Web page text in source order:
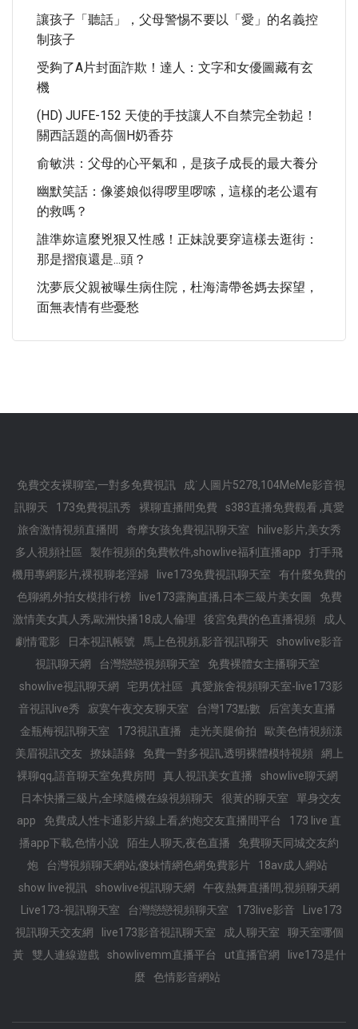
讓孩子「聽話」，父母警惕不要以「愛」的名義控
制孩子
受夠了A片封面詐欺！達人：文字和女優圖藏有玄
機
(HD) JUFE-152 天使的手技讓人不自禁完全勃起！
關西話題的高個H奶香芬
俞敏洪：父母的心平氣和，是孩子成長的最大養分
幽默笑話：像婆娘似得啰里啰嗦，這樣的老公還有
的救嗎？
誰準妳這麼兇狠又性感！正妹說要穿這樣去逛街：
那是摺痕還是...頭？
沈夢辰父親被曝生病住院，杜海濤帶爸媽去探望，
面無表情有些憂愁
免費交友裸聊室,一對多免費視訊
成˙人圖片5278,104MeMe影音視
訊聊天
173免費視訊秀 裸聊直播間免費
s383直播免費觀看 ,真愛
旅舍激情視頻直播間
奇摩女孩免費視訊聊天室
hilive影片,美女秀
多人視頻社區
製作視頻的免費軟件,showlive福利直播app
打手飛
機用專網影片,裸視聊老淫婦
live173免費視訊聊天室
有什麼免費的
色聊網,外拍女模排行榜
live173露胸直播,日本三級片美女圖
免費
激情美女真人秀,歐洲快播18成人倫理
後宮免費的色直播視頻
成人
劇情電影
日本視訊帳號 馬上色視頻,影音視訊聊天
showlive影音
視訊聊天網
台灣戀戀視頻聊天室
免費裸體女主播聊天室
showlive視訊聊天網
宅男优社區
真愛旅舍視頻聊天室-live173影
音視訊live秀
寂寞午夜交友聊天室 台灣173點數
后宮美女直播
金瓶梅視訊聊天室
173視訊直播 走光美腿偷拍
歐美色情視頻漾
美眉視訊交友
撩妹語錄 免費一對多視訊,透明裸體模特視頻
網上
裸聊qq,語音聊天室免費房間
真人視訊美女直播
showlive聊天網
日本快播三級片,全球隨機在線視頻聊天
很黃的聊天室
單身交友
app
免費成人性卡通影片線上看,約炮交友直播間平台
173 live 直
播app下載,色情小說
陌生人聊天,夜色直播
免費聊天同城交友約
炮
台灣視頻聊天網站,傻妹情網色網免費影片
18av成人網站
show live視訊
showlive視訊聊天網
午夜熱舞直播間,視頻聊天網
Live173-視訊聊天室
台灣戀戀視頻聊天室 173live影音
Live173
視訊聊天交友網
live173影音視訊聊天室 成人聊天室
聊天室哪個
黃
雙人連線遊戲 showlivemm直播平台 ut直播官網
live173是什
麼
色情影音網站